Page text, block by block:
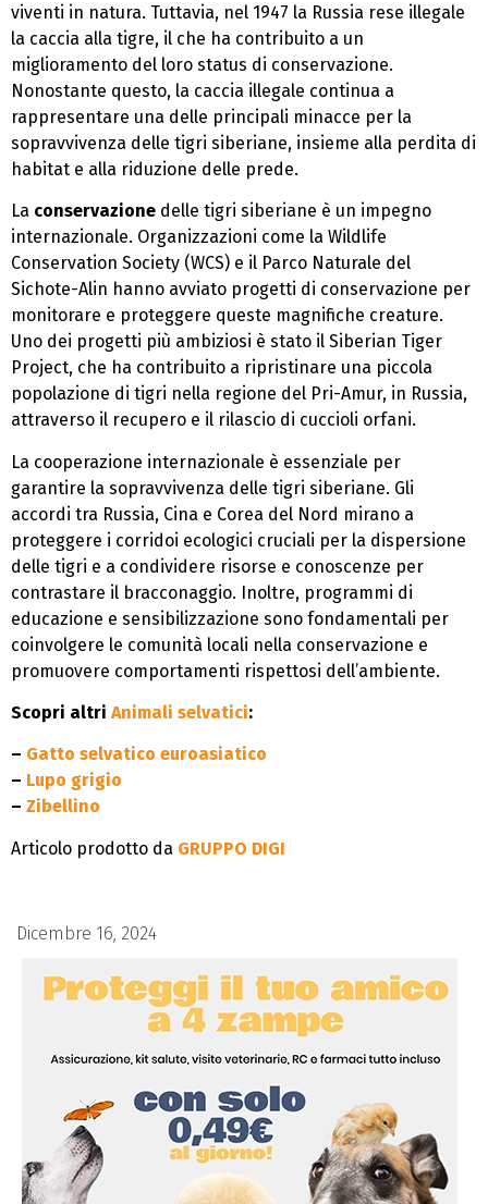
viventi in natura. Tuttavia, nel 1947 la Russia rese illegale
la caccia alla tigre, il che ha contribuito a un
miglioramento del loro status di conservazione.
Nonostante questo, la caccia illegale continua a
rappresentare una delle principali minacce per la
sopravvivenza delle tigri siberiane, insieme alla perdita di
habitat e alla riduzione delle prede.
La conservazione delle tigri siberiane è un impegno
internazionale. Organizzazioni come la Wildlife
Conservation Society (WCS) e il Parco Naturale del
Sichote-Alin hanno avviato progetti di conservazione per
monitorare e proteggere queste magnifiche creature.
Uno dei progetti più ambiziosi è stato il Siberian Tiger
Project, che ha contribuito a ripristinare una piccola
popolazione di tigri nella regione del Pri-Amur, in Russia,
attraverso il recupero e il rilascio di cuccioli orfani.
La cooperazione internazionale è essenziale per
garantire la sopravvivenza delle tigri siberiane. Gli
accordi tra Russia, Cina e Corea del Nord mirano a
proteggere i corridoi ecologici cruciali per la dispersione
delle tigri e a condividere risorse e conoscenze per
contrastare il bracconaggio. Inoltre, programmi di
educazione e sensibilizzazione sono fondamentali per
coinvolgere le comunità locali nella conservazione e
promuovere comportamenti rispettosi dell’ambiente.
Scopri altri Animali selvatici:
– Gatto selvatico euroasiatico
– Lupo grigio
– Zibellino
Articolo prodotto da GRUPPO DIGI
Dicembre 16, 2024